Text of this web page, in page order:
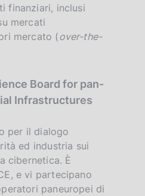
finanziari, inclusi
mercati
mercato ( over-the-
Board for pan-
Infrastructures
per il dialogo
ed industria sui
cibernetica. È
e vi partecipano
paneuropei di